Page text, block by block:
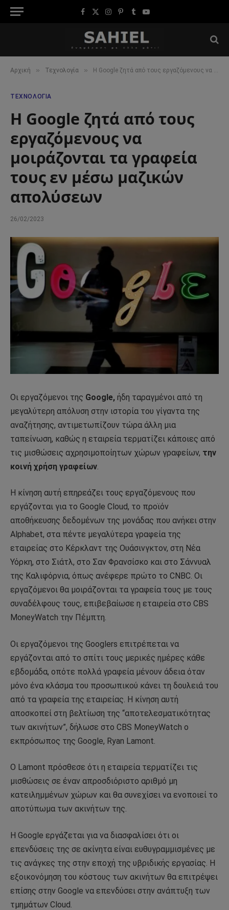
Facebook
X
Instagram
Pinterest
TumblrYouTube
Αρχική » Τεχνολογία » Η Google ζητά από τους εργαζόμενους να μοιράζονται τα γραφεία τους εν μέσω μαζικών απολύσεων
ΤΕΧΝΟΛΟΓΊΑ
Η Google ζητά από τους
εργαζόμενους να
μοιράζονται τα γραφεία
τους εν μέσω μαζικών
απολύσεων
26/02/2023
Οι εργαζόμενοι της Google, ήδη ταραγμένοι από τη
μεγαλύτερη απόλυση στην ιστορία του γίγαντα της
αναζήτησης, αντιμετωπίζουν τώρα άλλη μια
ταπείνωση, καθώς η εταιρεία τερματίζει κάποιες από
τις μισθώσεις αχρησιμοποίητων χώρων γραφείων, την
κοινή χρήση γραφείων
Η κίνηση αυτή επηρεάζει τους εργαζόμενους που
εργάζονται για το Google Cloud, το προϊόν
αποθήκευσης δεδομένων της μονάδας που ανήκει στην
Alphabet, στα πέντε μεγαλύτερα γραφεία της
εταιρείας στο Κέρκλαντ της Ουάσινγκτον, στη Νέα
Υόρκη, στο Σιάτλ, στο Σαν Φρανσίσκο και στο Σάννυαλ
της Καλιφόρνια, όπως ανέφερε πρώτο το CNBC. Οι
εργαζόμενοι θα μοιράζονται τα γραφεία τους με τους
συναδέλφους τους, επιβεβαίωσε η εταιρεία στο CBS
MoneyWatch την Πέμπτη.
Οι εργαζόμενοι της Googlers επιτρέπεται να
εργάζονται από το σπίτι τους μερικές ημέρες κάθε
εβδομάδα, οπότε πολλά γραφεία μένουν άδεια όταν
μόνο ένα κλάσμα του προσωπικού κάνει τη δουλειά του
από τα γραφεία της εταιρείας. Η κίνηση αυτή
αποσκοπεί στη βελτίωση της “αποτελεσματικότητας
των ακινήτων”, δήλωσε στο CBS MoneyWatch ο
εκπρόσωπος της Google, Ryan Lamont.
Ο Lamont πρόσθεσε ότι η εταιρεία τερματίζει τις
μισθώσεις σε έναν απροσδιόριστο αριθμό μη
κατειλημμένων χώρων και θα συνεχίσει να ενοποιεί το
αποτύπωμα των ακινήτων της.
Η Google εργάζεται για να διασφαλίσει ότι οι
επενδύσεις της σε ακίνητα είναι ευθυγραμμισμένες με
τις ανάγκες της στην εποχή της υβριδικής εργασίας. Η
εξοικονόμηση του κόστους των ακινήτων θα επιτρέψει
επίσης στην Google να επενδύσει στην ανάπτυξη των
τμημάτων Cloud.